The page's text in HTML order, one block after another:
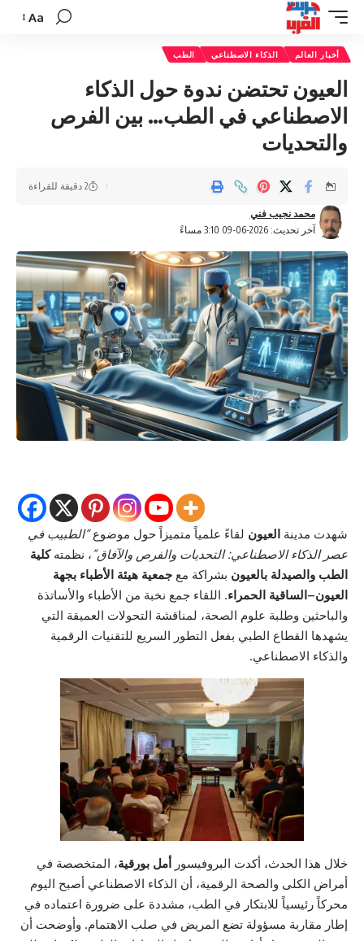
تغيير
Aa
أخبار العالم الذكاء الاصطناعي الطب
العيون تحتضن ندوة حول الذكاء
الاصطناعي في الطب… بين الفرص
والتحديات
آخر تحديث: 2026-06-09 3:10 مساءً
محمد نجيب فني
2 دقيقة للقراءة
شهدت مدينة العيون لقاءً علمياً متميزاً حول موضوع“الطبيب في
عصر الذكاء الاصطناعي: التحديات والفرص والآفاق” ، نظمتهكلية
الطب والصيدلة بالعيون بشراكة مع جمعية هيئة الأطباء بجهة
العيون–الساقية الحمراء. اللقاء جمع نخبة من الأطباء والأساتذة
والباحثين وطلبة علوم الصحة، لمناقشة التحولات العميقة التي
يشهدها القطاع الطبي بفعل التطور السريع للتقنيات الرقمية
والذكاء الاصطناعي.
خلال هذا الحدث، أكدت البروفيسور أمل بورقية، المتخصصة في
أمراض الكلى والصحة الرقمية، أن الذكاء الاصطناعي أصبح اليوم
محركاً رئيسياً للابتكار في الطب، مشددة على ضرورة اعتماده في
إطار مقاربة مسؤولة تضع المريض في صلب الاهتمام. وأوضحت أن